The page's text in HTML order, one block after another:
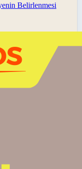
Belirlenmesi